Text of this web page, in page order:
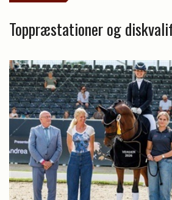
Toppræstationer og